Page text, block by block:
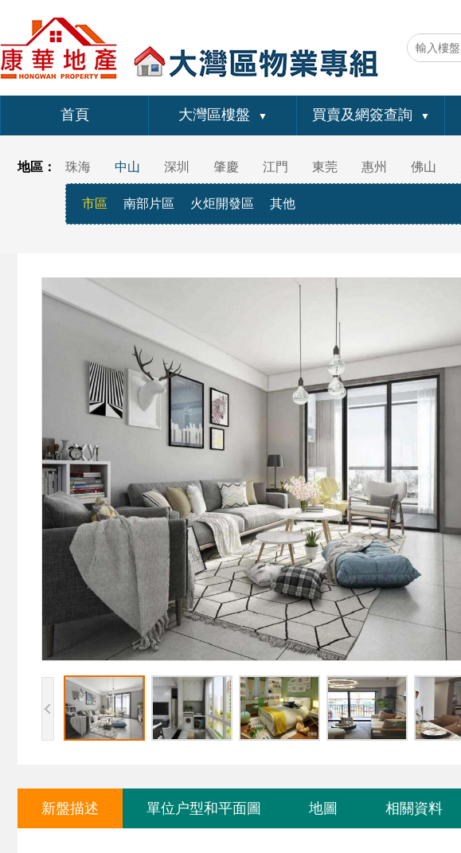
首頁 大灣區樓盤 ▼ 買賣及網簽查詢 ▼
地區： 珠海 中山
市區 南部片區 火炬開發區 其他
深圳 肇慶 江門 東莞 惠州 佛山
新盤描述 單位户型和平面圖 地圖 相關資料